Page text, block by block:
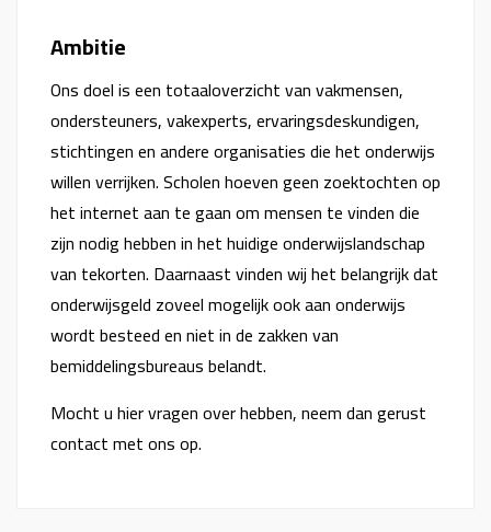
Ambitie
Ons doel is een totaaloverzicht van vakmensen,
ondersteuners, vakexperts, ervaringsdeskundigen,
stichtingen en andere organisaties die het onderwijs
willen verrijken. Scholen hoeven geen zoektochten op
het internet aan te gaan om mensen te vinden die
zijn nodig hebben in het huidige onderwijslandschap
van tekorten. Daarnaast vinden wij het belangrijk dat
onderwijsgeld zoveel mogelijk ook aan onderwijs
wordt besteed en niet in de zakken van
bemiddelingsbureaus belandt.
Mocht u hier vragen over hebben, neem dan gerust
contact met ons op.